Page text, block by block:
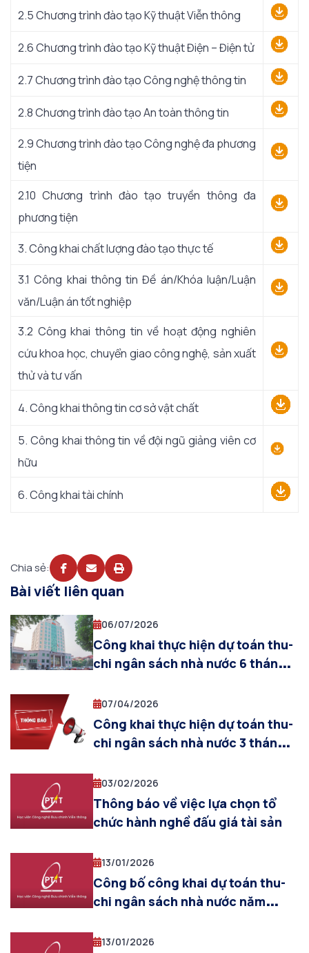
2.5 Chương trình đào tạo Kỹ thuật Viễn thông
2.6 Chương trình đào tạo Kỹ thuật Điện – Điện tử
2.7 Chương trình đào tạo Công nghệ thông tin
2.8 Chương trình đào tạo An toàn thông tin
2.9 Chương trình đào tạo Công nghệ đa phương
tiện
2.10 Chương trình đào tạo truyền thông đa
phương tiện
3. Công khai chất lượng đào tạo thực tế
3.1 Công khai thông tin Đề án/Khóa luận/Luận
văn/Luận án tốt nghiệp
3.2 Công khai thông tin về hoạt động nghiên
cứu khoa học, chuyển giao công nghệ, sản xuất
thử và tư vấn
4. Công khai thông tin cơ sở vật chất
5. Công khai thông tin về đội ngũ giảng viên cơ
hữu
6. Công khai tài chính
Chia sẻ:
Bài viết liên quan
06/07/2026
Công khai thực hiện dự toán thu-
chi ngân sách nhà nước 6 tháng
07/04/2026
Công khai thực hiện dự toán thu-
chi ngân sách nhà nước 3 tháng
03/02/2026
Thông báo về việc lựa chọn tổ
chức hành nghề đấu giá tài sản
13/01/2026
Công bố công khai dự toán thu-
chi ngân sách nhà nước năm
13/01/2026